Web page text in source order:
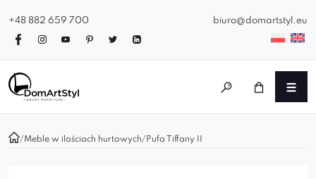
+48 882 659 700 biuro@domartstyl.eu
/Meble w ilościach hurtowych/ Pufa Tiffany II